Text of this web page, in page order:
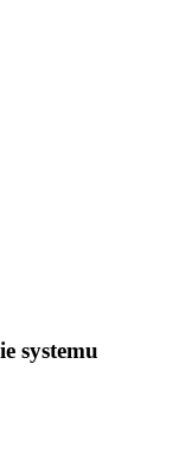
systemu